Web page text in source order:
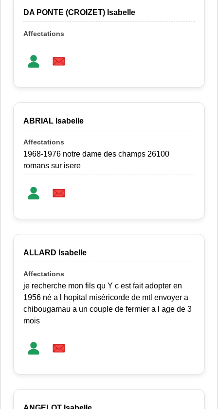
DA PONTE (CROIZET) Isabelle
ABRIAL Isabelle
1968-1976 notre dame des champs 26100
romans sur isere
ALLARD Isabelle
je recherche mon fils qu Y c est fait adopter en
1956 né a l hopital miséricorde de mtl envoyer a
chibougamau a un couple de fermier a l age de 3
mois